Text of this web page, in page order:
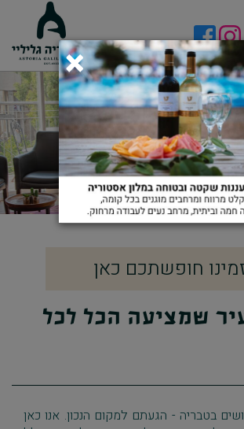
עושים בטבריה?
חופשתכם כאן
שמציעה הכל לכל
בטבריה - הגעתם למקום הנכון. אנו כאן
×